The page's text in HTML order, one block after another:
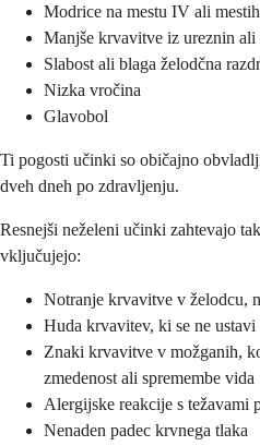
Modrice na mestu IV ali
Manjše krvavitve iz ureznin ali
Slabost ali blaga želodčna
Nizka vročina
Glavobol
Ti pogosti učinki so običajno
dveh dneh po zdravljenju.
Resnejši neželeni učinki zahtevajo
vključujejo:
Notranje krvavitve v želodcu,
Huda krvavitev, ki se ne ustavi
Znaki krvavitve v možganih,
zmedenost ali spremembe vida
Alergijske reakcije s težavami
Nenaden padec krvnega tlaka